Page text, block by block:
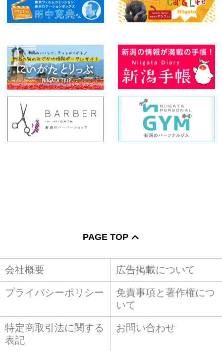
PAGE TOP
会社概要 広告掲載について
プライバシーポリシー
免責事項と著作権につ
いて
特定商取引法に関する
表記
お問い合わせ